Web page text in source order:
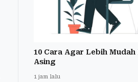
10 Cara Agar Lebih
Asing
1 jam lalu